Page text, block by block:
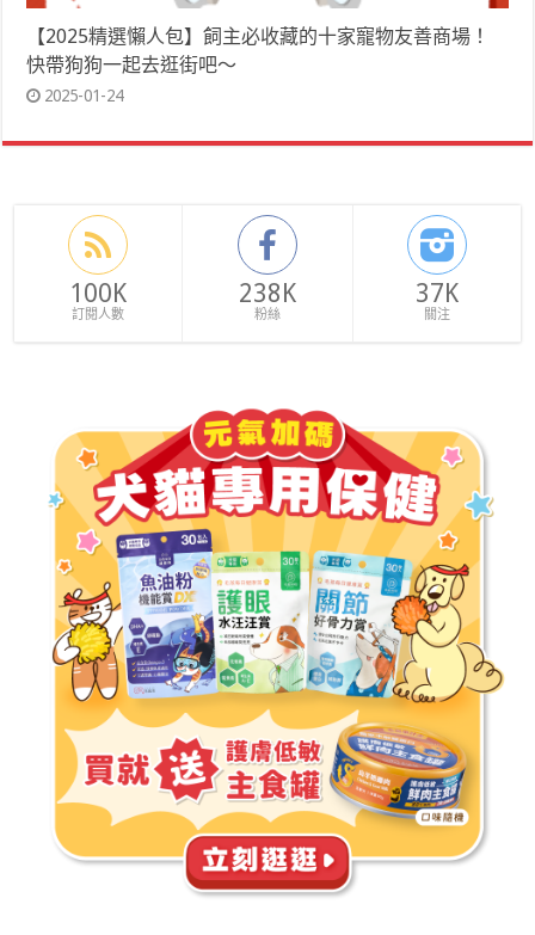
【2025精選懶人包】飼主必收藏的十家寵物友善商場！
快帶狗狗一起去逛街吧～
2025-01-24
100K
訂閱人數
238K
粉絲
37K
關注